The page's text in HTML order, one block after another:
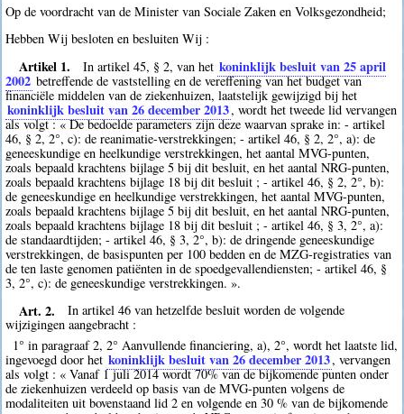
Op de voordracht van de Minister van Sociale Zaken en Volksgezondheid;
Hebben Wij besloten en besluiten Wij :
Artikel 1. In artikel 45, § 2, van het koninklijk besluit van 25 april
2002 betreffende de vaststelling en de vereffening van het budget van
financiële middelen van de ziekenhuizen, laatstelijk gewijzigd bij het
koninklijk besluit van 26 december 2013, wordt het tweede lid vervangen
als volgt : « De bedoelde parameters zijn deze waarvan sprake in: - artikel
46, § 2, 2°, c): de reanimatie-verstrekkingen; - artikel 46, § 2, 2°, a): de
geneeskundige en heelkundige verstrekkingen, het aantal MVG-punten,
zoals bepaald krachtens bijlage 5 bij dit besluit, en het aantal NRG-punten,
zoals bepaald krachtens bijlage 18 bij dit besluit ; - artikel 46, § 2, 2°, b):
de geneeskundige en heelkundige verstrekkingen, het aantal MVG-punten,
zoals bepaald krachtens bijlage 5 bij dit besluit, en het aantal NRG-punten,
zoals bepaald krachtens bijlage 18 bij dit besluit ; - artikel 46, § 3, 2°, a):
de standaardtijden; - artikel 46, § 3, 2°, b): de dringende geneeskundige
verstrekkingen, de basispunten per 100 bedden en de MZG-registraties van
de ten laste genomen patiënten in de spoedgevallendiensten; - artikel 46, §
3, 2°, c): de geneeskundige verstrekkingen. ».
Art. 2.
In artikel 46 van hetzelfde besluit worden de volgende
wijzigingen aangebracht :
1° in paragraaf 2, 2° Aanvullende financiering, a), 2°, wordt het laatste lid,
ingevoegd door het koninklijk besluit van 26 december 2013, vervangen
als volgt : « Vanaf 1 juli 2014 wordt 70% van de bijkomende punten onder
de ziekenhuizen verdeeld op basis van de MVG-punten volgens de
modaliteiten uit bovenstaand lid 2 en volgende en 30 % van de bijkomende